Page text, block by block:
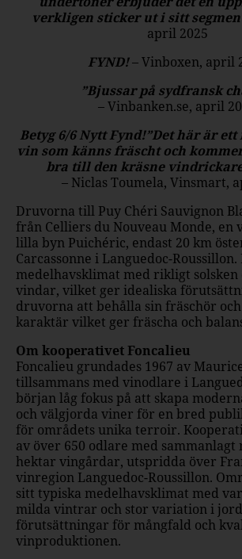
verkligen sticker ut i sitt
april 2025
FYND!– Vinboxen, april
”Bjussar på sydfransk
– Vinbanken.se, april
Betyg 6/6 Nytt Fynd!”Det här är
vin som känns fräscht och
bra till den kräsne
– Niclas Toumela, Vinsmart,
Druvorna till Puy Chéri Sauvignon
från Celliers du Nouveau Monde, en
lilla byn Puichéric, endast 20 km
Carcassonne i Languedoc-
medelhavsklimat med rikligt solsken
vindar, vilket ger idealiska
druvorna att behålla sin fräschör
karaktär vilket ger fräscha och
Om kooperativet Foncalieu
Foncalieu grundades 1967 av
tillsammans med vinodlare i
början låg fokus på att skapa
och välgjorda viner för en bred
för områdets unika terroir.
av över 650 odlare med sammanlagt
hektar vingårdar, utspridda över
vinregion Languedoc-Roussillon.
sitt typiska medelhavsklimat med
milda vintrar och stor variation i
förutsättningar för mångfald och
vinproduktionen.